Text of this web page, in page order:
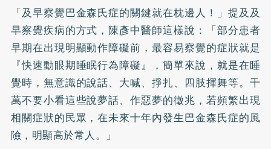
「及早察覺巴金森氏症的關鍵就在枕邊人！」提及及
早察覺疾病的方式，陳彥中醫師這樣說：「部分患者
早期在出現明顯動作障礙前，最容易察覺的症狀就是
『快速動眼期睡眠行為障礙』，簡單來說，就是在睡
覺時，無意識的說話、大喊、掙扎、四肢揮舞等。千
萬不要小看這些說夢話、作惡夢的徵兆，若頻繁出現
相關症狀的民眾，在未來十年內發生巴金森氏症的風
險，明顯高於常人。」